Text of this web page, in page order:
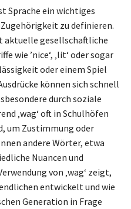
Sprache ein wichtiges
zu definieren.
aktuelle gesellschaftliche
wie ’nice‘, ‚lit‘ oder sogar
oder einem Spiel
können sich schnell
durch soziale
‚wag‘ oft in Schulhöfen
um Zustimmung oder
andere Wörter, etwa
Nuancen und
von ‚wag‘ zeigt,
entwickelt und wie
Generation in Frage